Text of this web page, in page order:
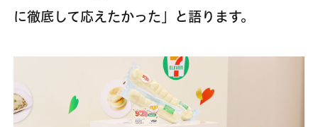
に徹底して応えたかった」と語ります。